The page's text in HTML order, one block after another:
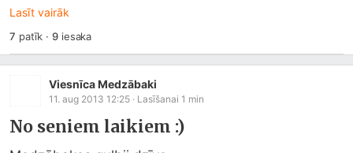
Lasīt vairāk
7 patīk ·9iesaka
Viesnīca Medzābaki
11. aug 2013 12:25 · Lasīšanai 1 min
No seniem laikiem :)